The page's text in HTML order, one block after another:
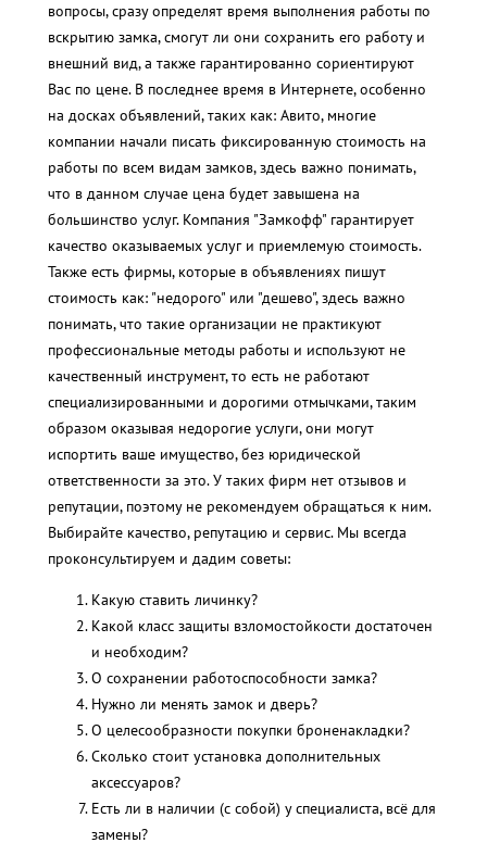
вопросы, сразу определят время выполнения работы по
вскрытию замка, смогут ли они сохранить его работу и
внешний вид, а также гарантированно сориентируют
Вас по цене. В последнее время в Интернете, особенно
на досках объявлений, таких как: Авито, многие
компании начали писать фиксированную стоимость на
работы по всем видам замков, здесь важно понимать,
что в данном случае цена будет завышена на
большинство услуг. Компания "Замкофф" гарантирует
качество оказываемых услуг и приемлемую стоимость.
Также есть фирмы, которые в объявлениях пишут
стоимость как: "недорого" или "дешево", здесь важно
понимать, что такие организации не практикуют
профессиональные методы работы и используют не
качественный инструмент, то есть не работают
специализированными и дорогими отмычками, таким
образом оказывая недорогие услуги, они могут
испортить ваше имущество, без юридической
ответственности за это. У таких фирм нет отзывов и
репутации, поэтому не рекомендуем обращаться к ним.
Выбирайте качество, репутацию и сервис. Мы всегда
проконсультируем и дадим советы:
Какую ставить личинку?
Какой класс защиты взломостойкости достаточен
и необходим?
О сохранении работоспособности замка?
Нужно ли менять замок и дверь?
О целесообразности покупки броненакладки?
Сколько стоит установка дополнительных
аксессуаров?
Есть ли в наличии (с собой) у специалиста, всё для
замены?